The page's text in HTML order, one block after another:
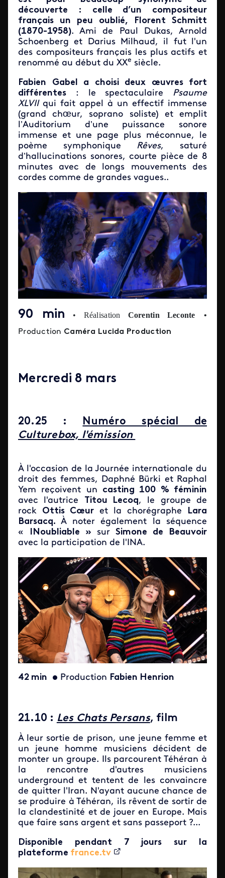
découverte : celle d’un compositeur
français un peu oublié, Florent Schmitt
(1870-1958). Ami de Paul Dukas, Arnold
Schoenberg et Darius Milhaud, il fut l'un
des compositeurs français les plus actifs et
renommé au début du XXe siècle.
Fabien Gabel a choisi deux œuvres fort
différentes : le spectaculaire Psaume
XLVIIqui fait appel à un effectif immense
(grand chœur, soprano soliste) et emplit
l’Auditorium d’une puissance sonore
immense et une page plus méconnue, le
poème symphonique Rêves, saturé
d’hallucinations sonores, courte pièce de 8
minutes avec de longs mouvements des
cordes comme de grandes vagues..
90 min • Réalisation Corentin Leconte
•
Production Caméra Lucida Production
Mercredi 8 mars
20.25 :
Numéro spécial de
Culturebox, l'émission
À l'occasion de la Journée internationale du
droit des femmes, Daphné Bürki et Raphal
Yem reçoivent un casting 100 % féminin
avec l'autrice Titou Lecoq, le groupe de
rock Ottis Cœur et la chorégraphe
Lara
Barsacq. À noter également la séquence
«
INoubliable » surSimone de Beauvoir
avec la participation de l'INA.
42 min • Production Fabien Henrion
21.10 : Les Chats Persans, film
À leur sortie de prison, une jeune femme et
un jeune homme musiciens décident de
monter un groupe. Ils parcourent Téhéran à
la rencontre d'autres musiciens
underground et tentent de les convaincre
de quitter l'Iran. N'ayant aucune chance de
se produire à Téhéran, ils rêvent de sortir de
la clandestinité et de jouer en Europe. Mais
que faire sans argent et sans passeport ?...
Disponible pendant 7 jours sur la
plateforme france.tv